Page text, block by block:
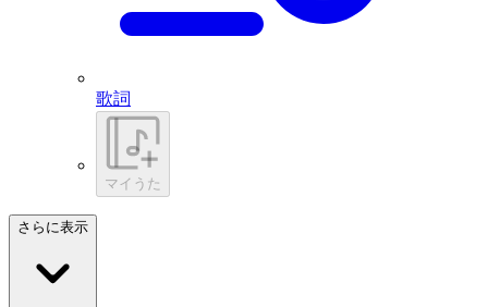
歌詞
マイうた
さらに表示